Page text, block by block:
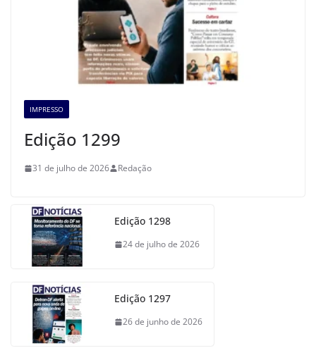
IMPRESSO
Edição 1299
31 de julho de 2026 Redação
Edição 1298
24 de julho de 2026
Edição 1297
26 de junho de 2026